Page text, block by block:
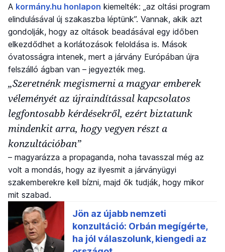
A kormány.hu honlapon kiemelték: „az oltási program
elindulásával új szakaszba léptünk”. Vannak, akik azt
gondolják, hogy az oltások beadásával egy időben
elkezdődhet a korlátozások feloldása is. Mások
óvatosságra intenek, mert a járvány Európában újra
felszálló ágban van – jegyezték meg.
„Szeretnénk megismerni a magyar emberek
véleményét az újraindítással kapcsolatos
legfontosabb kérdésekről, ezért biztatunk
mindenkit arra, hogy vegyen részt a
konzultációban”
– magyarázza a propaganda, noha tavasszal még az
volt a mondás, hogy az ilyesmit a járványügyi
szakemberekre kell bízni, majd ők tudják, hogy mikor
mit szabad.